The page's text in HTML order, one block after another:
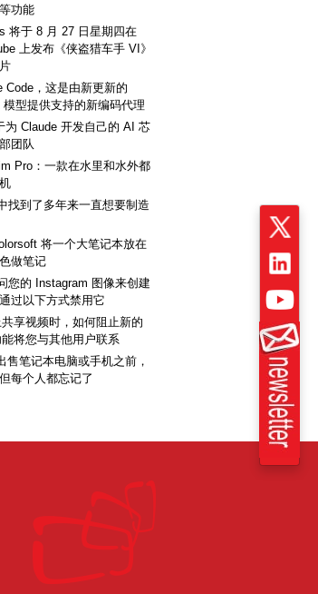
功能
将于 8 月 27 日星期四在
上发布《侠盗猎车手 VI》
Code，这是由新更新的
型提供支持的新编码代理
为 Claude 开发自己的 AI 芯
团队
Pro：一款在水里和水外都
找到了多年来一直想要制造
将一个大笔记本放在
做笔记
您的 Instagram 图像来创建
过以下方式禁用它
享视频时，如何阻止新的
将您与其他用户联系
售笔记本电脑或手机之前，
每个人都忘记了